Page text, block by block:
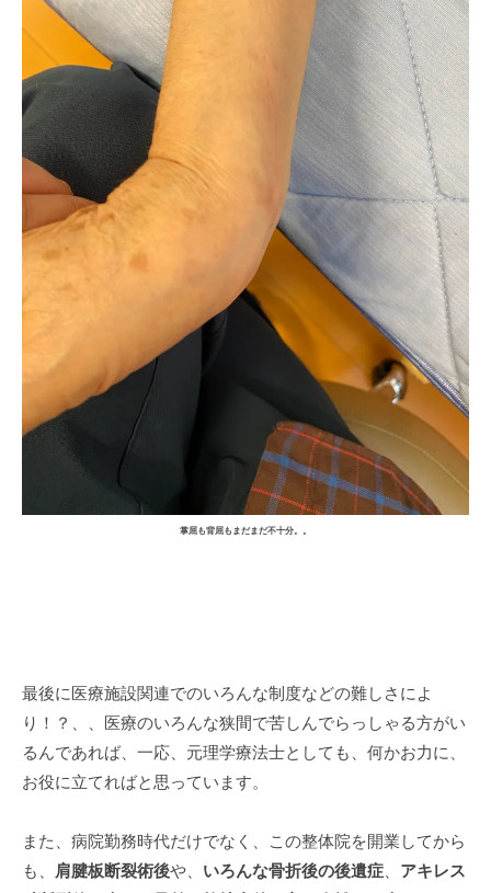
掌屈も背屈もまだまだ不十分。。
最後に医療施設関連でのいろんな制度などの難しさによ
り！？、、医療のいろんな狭間で苦しんでらっしゃる方がい
るんであれば、一応、元理学療法士としても、何かお力に、
お役に立てればと思っています。
また、病院勤務時代だけでなく、この整体院を開業してから
も、
肩腱板断裂術後や、 いろんな骨折後の後遺症
アキレス